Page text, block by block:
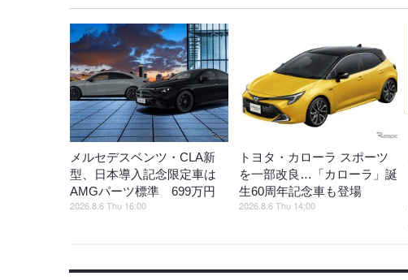
メルセデスベンツ・CLA新
型、日本導入記念限定車は
AMGパーツ標準 699万円
2026.8.6 Thu 16:00
トヨタ・カローラ スポーツ
を一部改良…「カローラ」誕
生60周年記念車も登場
2026.8.6 Thu 14:00